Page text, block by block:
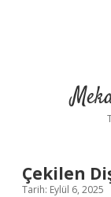
Çekilen
Tarih: Eylül 6, 2025